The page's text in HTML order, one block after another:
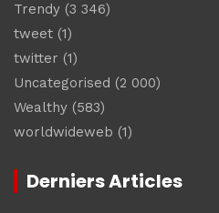
Trendy (3 346)
tweet (1)
twitter (1)
Uncategorised (2 000)
Wealthy (583)
worldwideweb (1)
Derniers Articles